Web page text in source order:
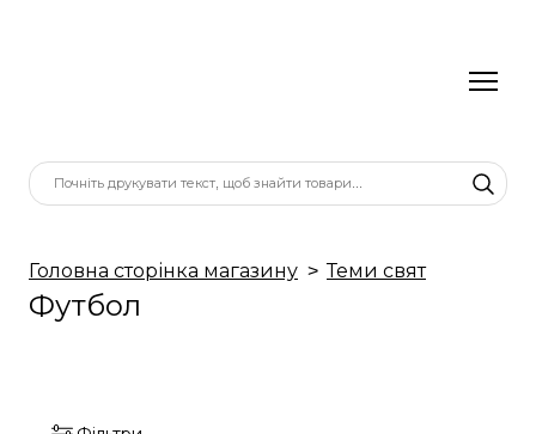
Головна сторінка магазину Теми свят
Футбол